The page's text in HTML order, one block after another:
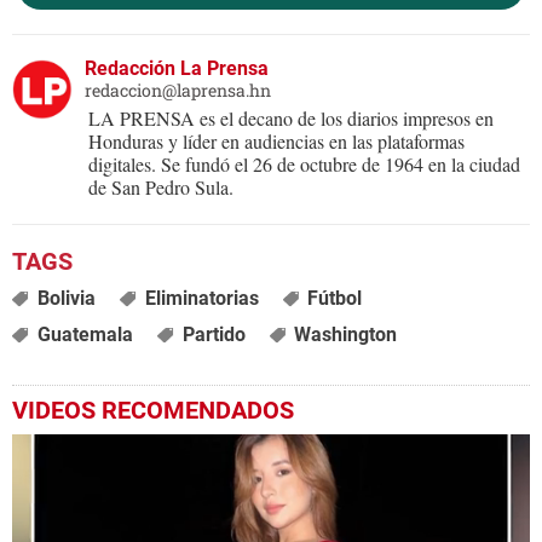
Redacción La Prensa
redaccion@laprensa.hn
LA PRENSA es el decano de los diarios impresos en
Honduras y líder en audiencias en las plataformas
digitales. Se fundó el 26 de octubre de 1964 en la ciudad
de San Pedro Sula.
Bolivia Eliminatorias
Fútbol
Guatemala
Partido Washington
VIDEOS RECOMENDADOS